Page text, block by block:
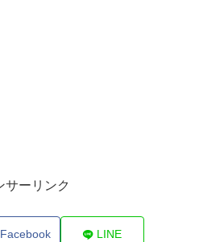
サーリンク
Facebook LINE